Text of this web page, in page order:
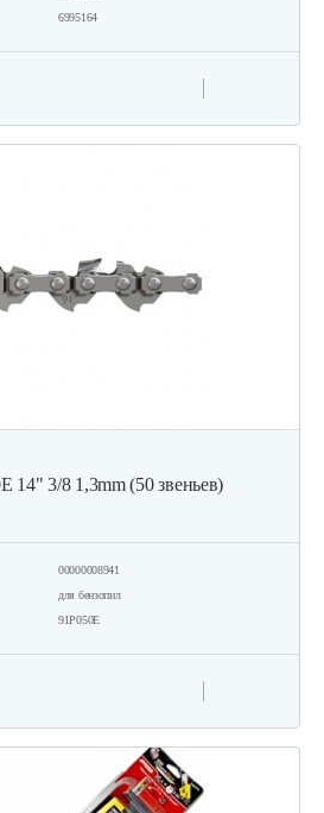
6995164
14" 3/8 1,3mm (50 звеньев)
00000008941
для бензопил
91P050E